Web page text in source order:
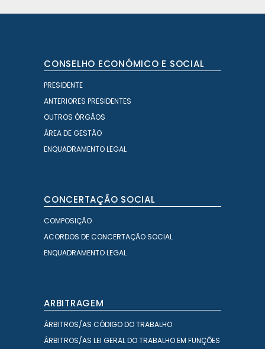
CONSELHO ECONÓMICO E SOCIAL
PRESIDENTE
ANTERIORES PRESIDENTES
OUTROS ÓRGÃOS
ÁREA DE GESTÃO
ENQUADRAMENTO LEGAL
CONCERTAÇÃO SOCIAL
COMPOSIÇÃO
ACORDOS DE CONCERTAÇÃO SOCIAL
ENQUADRAMENTO LEGAL
ARBITRAGEM
ÁRBITROS/AS CÓDIGO DO TRABALHO
ÁRBITROS/AS LEI GERAL DO TRABALHO EM FUNÇÕES